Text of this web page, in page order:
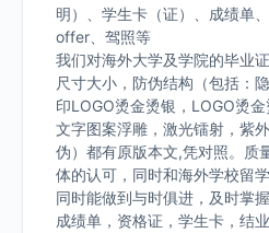
明）、学生卡（证）、成绩单
offer、驾照等
我们对海外大学及学院的毕业
尺寸大小，防伪结构（包括：
印LOGO烫金烫银，LOGO烫金
文字图案浮雕，激光镭射，紫
伪）都有原版本文,凭对照。质
体的认可，同时和海外学校留学
同时能做到与时俱进，及时掌
成绩单，资格证，学生卡，结